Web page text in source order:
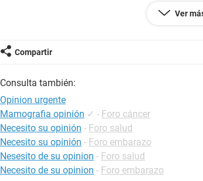
Necesito opiniones urgentes, estoy desesperada,
Ver
Compartir
Consulta también:
Opinion urgente
Mamografia opinión ✓ - Foro cáncer
Necesito su opinión - Foro salud
Necesito su opinión - Foro embarazo
Nesesito de su opinion - Foro salud
Necesito de su opinion - Foro embarazo